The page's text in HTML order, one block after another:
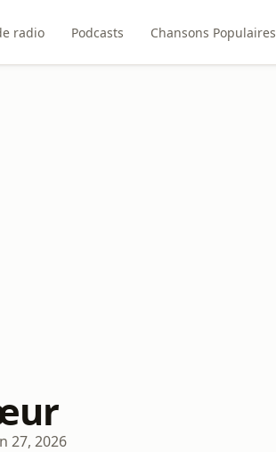
radio Podcasts Chansons Populaires
27, 2026